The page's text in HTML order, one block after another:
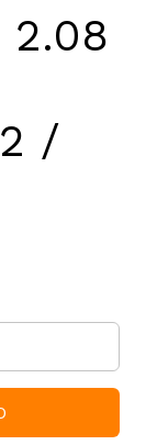
2.08
/